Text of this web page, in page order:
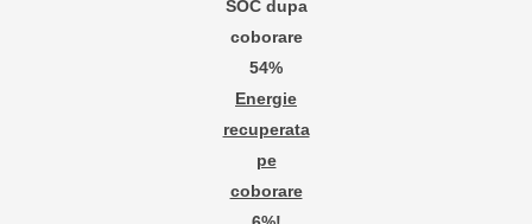
SOC dupa
coborare
54%
Energie
recuperata
pe
coborare